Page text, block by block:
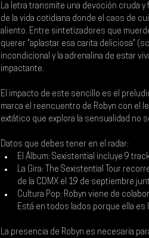
La letra transmite una devoción cruda y
de la vida cotidiana donde el caos de
aliento. Entre sintetizadores que
querer "aplastar esa carita deliciosa"
incondicional y la adrenalina de estar
impactante.
El impacto de este sencillo es el
marca el reencuentro de Robyn con el
extático que explora la sensualidad no
Datos que debes tener en el radar:
El Álbum: Sexistential incluye 9
La Gira: The Sexistential Tour
de la CDMX el 19 de septiembre
Cultura Pop: Robyn viene de
Está en todos lados porque ella es
La presencia de Robyn es necesaria